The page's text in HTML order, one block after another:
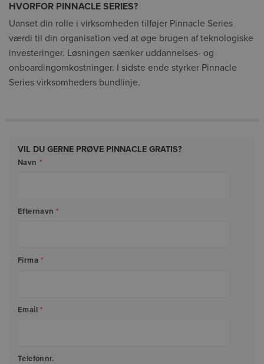
HVORFOR PINNACLE SERIES?
Uanset din rolle i virksomheden tilføjer Pinnacle Series
værdi til din organisation ved at øge brugen af teknologiske
investeringer. Løsningen sænker uddannelses- og
onboardingomkostninger. I sidste ende styrker Pinnacle
Series virksomheders bundlinje.
VIL DU GERNE PRØVE PINNACLE GRATIS?
Navn *
Efternavn *
Firma *
Email *
Telefonnr.